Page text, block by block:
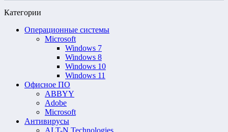
Категории
Операционные системы
Microsoft
Windows 7
Windows 8
Windows 10
Windows 11
Офисное ПО
ABBYY
Adobe
Microsoft
Антивирусы
ALT-N Technologies